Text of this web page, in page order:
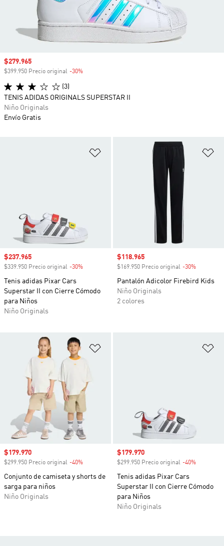
Añadir a la lista de deseos
Precio de venta
$237.965
$339.950 Precio original -30%
Tenis adidas Pixar Cars
Superstar II con Cierre Cómodo
para Niños
Niño Originals
Precio de venta
$118.965
$169.950 Precio original -30%
Pantalón Adicolor Firebird Kids
Niño Originals
2 colores
Precio de venta
$179.970
$299.950 Precio original -40%
Conjunto de camiseta y shorts de
sarga para niños
Niño Originals
Precio de venta
$179.970
$299.950 Precio original -40%
Tenis adidas Pixar Cars
Superstar II con Cierre Cómodo
para Niños
Niño Originals
Precio de venta
$279.965
$399.950 Precio original -30%
(3)
TENIS ADIDAS ORIGINALS SUPERSTAR II
Niño Originals
Envío Gratis